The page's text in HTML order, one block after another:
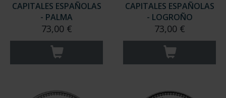
CAPITALES ESPAÑOLAS
- PALMA
73,00 €
CAPITALES ESPAÑOLAS
- LOGROÑO
73,00 €